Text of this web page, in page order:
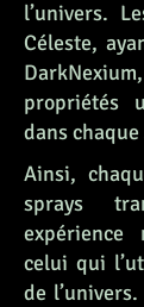
l’univers.
Céleste,
propriétés
dans
Ainsi,
sprays
expérience
celui qui
de